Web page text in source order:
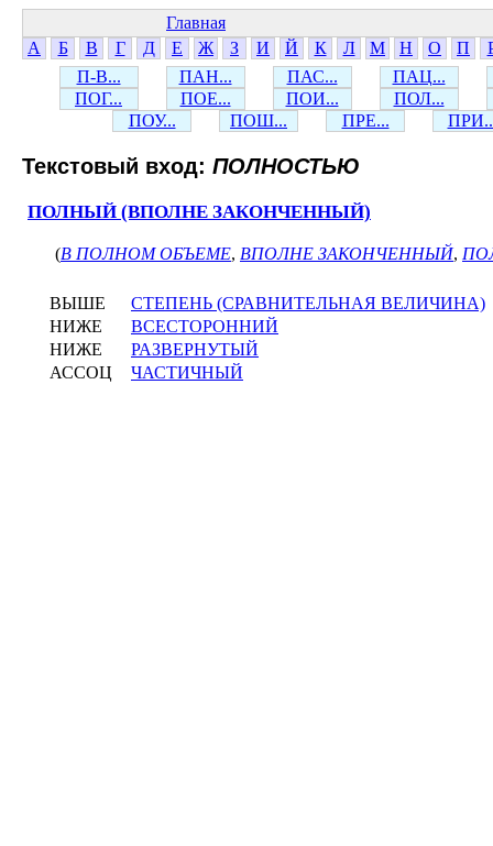
Главная
А
Б В Г Д Е Ж З И Й К Л М Н О П
П-В...
ПАН... ПАС...
ПАЦ...
ПОГ...
ПОЕ... ПОИ...
ПОЛ...
ПОУ...
ПОШ... ПРЕ...
Текстовый вход: ПОЛНОСТЬЮ
ПОЛНЫЙ (ВПОЛНЕ ЗАКОНЧЕННЫЙ)
(В ПОЛНОМ ОБЪЕМЕ, ВПОЛНЕ ЗАКОНЧЕННЫЙ,
ВЫШЕ
СТЕПЕНЬ (СРАВНИТЕЛЬНАЯ ВЕЛИЧИНА)
НИЖЕ
ВСЕСТОРОННИЙ
НИЖЕ
РАЗВЕРНУТЫЙ
АССОЦ
ЧАСТИЧНЫЙ